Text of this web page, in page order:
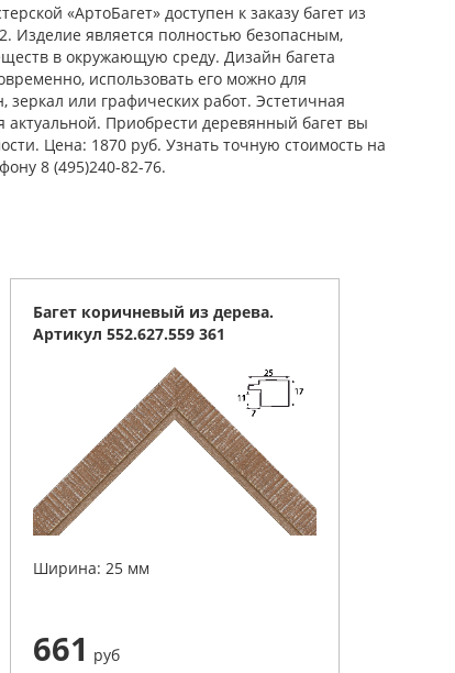
«АртоБагет» доступен к заказу багет из
Изделие является полностью безопасным,
в окружающую среду. Дизайн багета
использовать его можно для
или графических работ. Эстетичная
актуальной. Приобрести деревянный багет вы
Цена: 1870 руб. Узнать точную стоимость на
8 (495)240-82-76.
Багет коричневый из дерева.
Артикул 552.627.559 361
Ширина: 25 мм
661 руб